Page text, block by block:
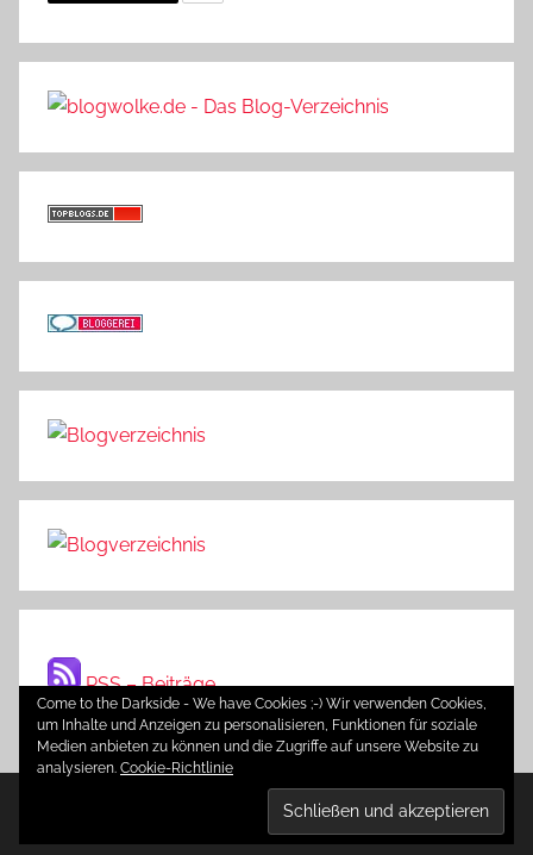
RSS – Beiträge
WordPress-Theme: Donovan von ThemeZee.
Come to the Darkside - We have Cookies ;-) Wir verwenden Cookies,
um Inhalte und Anzeigen zu personalisieren, Funktionen für soziale
Medien anbieten zu können und die Zugriffe auf unsere Website zu
analysieren. Cookie-Richtlinie